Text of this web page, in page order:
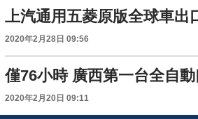
上汽通用五菱原版全球車出
2020年2月28日 09:56
僅76小時 廣西第一台全自
2020年2月20日 09:11